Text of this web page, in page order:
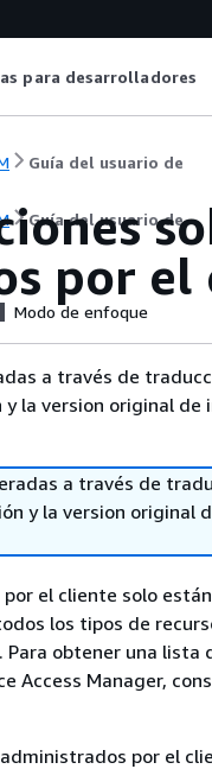
para desarrolladores
Guía del usuario de
Guía del usuario de
por el
Modo de enfoque
a través de
la version original de
a través de
y la version original
el cliente solo
los tipos de
obtener una lista
Access Manager,
por el